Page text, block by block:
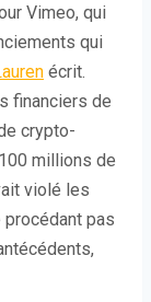
Vimeo, qui
qui
écrit.
financiers de
crypto-
millions de
violé les
procédant pas